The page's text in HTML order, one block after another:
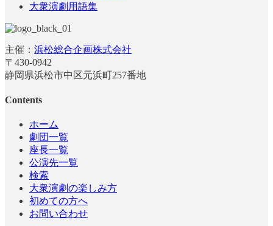
大衆演劇用語集
主催： 浜松総合企画株式会社
〒430-0942
静岡県浜松市中区元浜町257番地
Contents
ホーム
劇団一覧
座長一覧
公演先一覧
検索
大衆演劇の楽しみ方
初めての方へ
お問い合わせ